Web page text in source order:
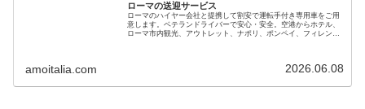
ローマの送迎サービス
ローマのハイヤー会社と提携して割安で運転手付き専用車をご用
意します。ベテランドライバーで安心・安全。空港からホテル、
ローマ市内観光、アウトレット、ナポリ、ポンペイ、フィレンツ
amoitalia.com 2026.06.08